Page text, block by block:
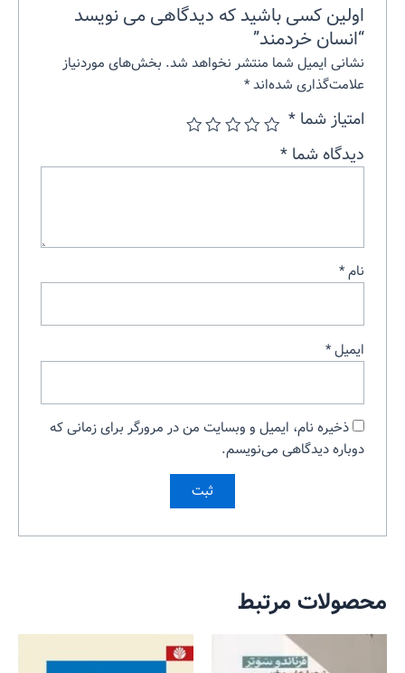
اولین کسی باشید که دیدگاهی می نویسد
“انسان خردمند”
نشانی ایمیل شما منتشر نخواهد شد. بخش‌های موردنیاز
علامت‌گذاری شده‌اند*
امتیاز شما*
دیدگاه شما*
نام*
ایمیل*
ذخیره نام، ایمیل و وبسایت من در مرورگر برای زمانی که
دوباره دیدگاهی می‌نویسم.
محصولات مرتبط